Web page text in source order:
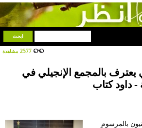
2577 مشاهدة
بالمجمع الإنجيلي في
- داود كتاب
بالمرسوم